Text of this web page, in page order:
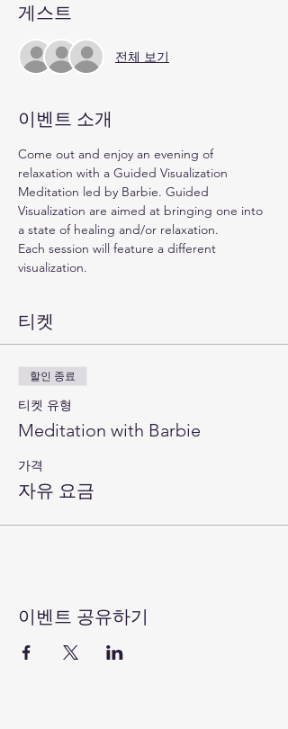
게스트
전체 보기
이벤트 소개
Come out and enjoy an evening of
relaxation with a Guided Visualization
Meditation led by Barbie. Guided
Visualization are aimed at bringing one into
a state of healing and/or relaxation.
Each session will feature a different
visualization.
티켓
할인 종료
티켓 유형
Meditation with Barbie
가격
자유 요금
이벤트 공유하기